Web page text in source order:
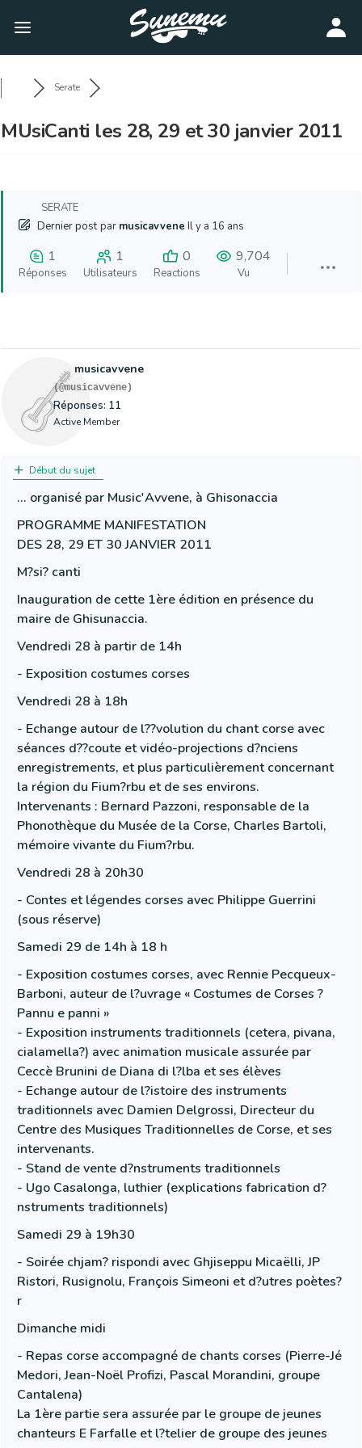
Serate
MUsiCanti les 28, 29 et 30 janvier 2011
SERATE
Dernier post par musicavvene Il y a 16 ans
1
Réponses
1
Utilisateurs
0
Reactions
9,704
Vu
musicavvene
(@musicavvene)
Réponses: 11
Active Member
Début du sujet
... organisé par Music'Avvene, à Ghisonaccia
PROGRAMME MANIFESTATION
DES 28, 29 ET 30 JANVIER 2011
M?si? canti
Inauguration de cette 1ère édition en présence du
maire de Ghisunaccia.
Vendredi 28 à partir de 14h
- Exposition costumes corses
Vendredi 28 à 18h
- Echange autour de l??volution du chant corse avec
séances d??coute et vidéo-projections d?nciens
enregistrements, et plus particulièrement concernant
la région du Fium?rbu et de ses environs.
Intervenants : Bernard Pazzoni, responsable de la
Phonothèque du Musée de la Corse, Charles Bartoli,
mémoire vivante du Fium?rbu.
Vendredi 28 à 20h30
- Contes et légendes corses avec Philippe Guerrini
(sous réserve)
Samedi 29 de 14h à 18 h
- Exposition costumes corses, avec Rennie Pecqueux-
Barboni, auteur de l?uvrage « Costumes de Corses ?
Pannu e panni »
- Exposition instruments traditionnels (cetera, pivana,
cialamella?) avec animation musicale assurée par
Ceccè Brunini de Diana di l?lba et ses élèves
- Echange autour de l?istoire des instruments
traditionnels avec Damien Delgrossi, Directeur du
Centre des Musiques Traditionnelles de Corse, et ses
intervenants.
- Stand de vente d?nstruments traditionnels
- Ugo Casalonga, luthier (explications fabrication d?
nstruments traditionnels)
Samedi 29 à 19h30
- Soirée chjam? rispondi avec Ghjiseppu Micaëlli, JP
Ristori, Rusignolu, François Simeoni et d?utres poètes?
r
Dimanche midi
- Repas corse accompagné de chants corses (Pierre-Jé
Medori, Jean-Noël Profizi, Pascal Morandini, groupe
Cantalena)
La 1ère partie sera assurée par le groupe de jeunes
chanteurs E Farfalle et l?telier de groupe des jeunes